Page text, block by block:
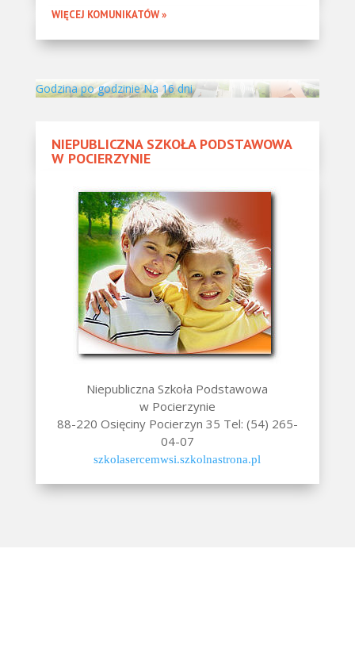
WIĘCEJ KOMUNIKATÓW »
Godzina po godzinie Na 16 dni
NIEPUBLICZNA SZKOŁA PODSTAWOWA
W POCIERZYNIE
Niepubliczna Szkoła Podstawowa
w Pocierzynie
88-220 Osięciny Pocierzyn 35 Tel: (54) 265-
04-07
szkolasercemwsi.szkolnastrona.pl